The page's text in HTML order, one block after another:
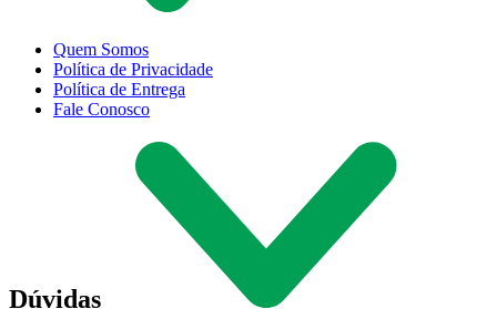
Quem Somos
Política de Privacidade
Política de Entrega
Fale Conosco
Dúvidas